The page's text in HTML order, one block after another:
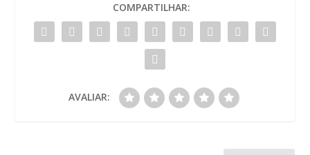
COMPARTILHAR:
AVALIAR: